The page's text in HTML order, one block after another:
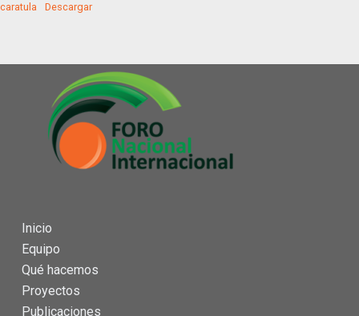
caratula
Descargar
Inicio
Equipo
Qué hacemos
Proyectos
Publicaciones